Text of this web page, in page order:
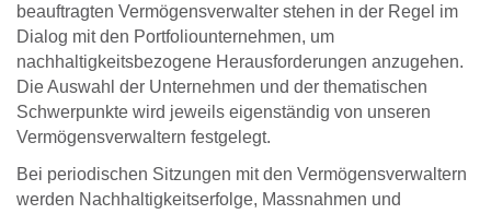
beauftragten Vermögensver­walter stehen in der Regel im
Dialog mit den Portfolio­unternehmen, um
nachhaltigkeitsbezogene Heraus­forderungen anzugehen.
Die Auswahl der Unternehmen und der thematischen
Schwerpunkte wird jeweils eigenständig von unseren
Vermögensverwal­tern festgelegt.
Bei periodischen Sitzungen mit den Vermögensver­waltern
werden Nachhaltigkeitserfolge, Massnahmen und